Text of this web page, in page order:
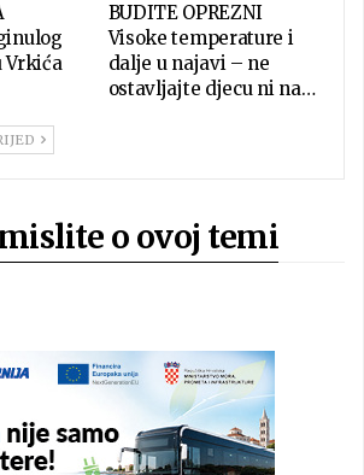
Vrkića
BUDITE OPREZNI
Visoke temperature i
dalje u najavi – ne
ostavljajte djecu ni na…
o ovoj temi